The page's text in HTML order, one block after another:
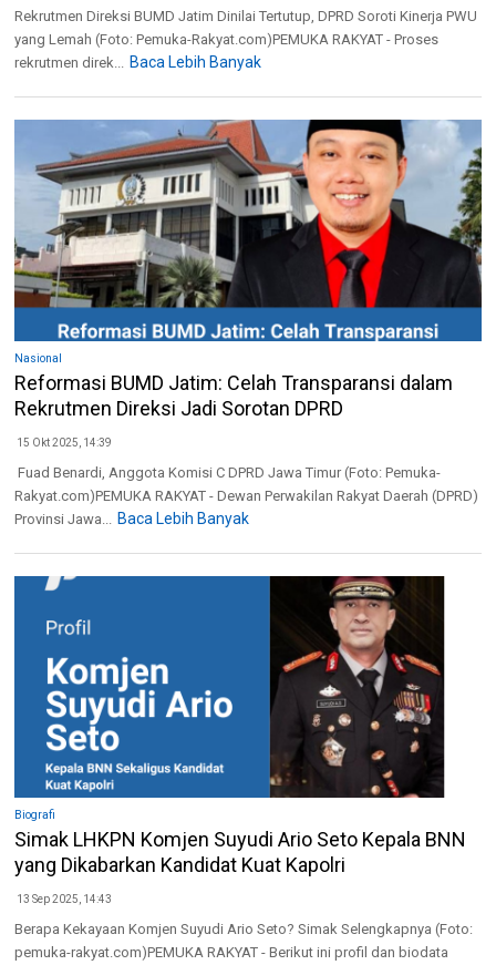
Rekrutmen Direksi BUMD Jatim Dinilai Tertutup, DPRD Soroti Kinerja PWU
yang Lemah (Foto: Pemuka-Rakyat.com)PEMUKA RAKYAT - Proses
rekrutmen direk... Baca Lebih Banyak
Nasional
Reformasi BUMD Jatim: Celah Transparansi dalam
Rekrutmen Direksi Jadi Sorotan DPRD
15 Okt 2025, 14:39
Fuad Benardi, Anggota Komisi C DPRD Jawa Timur (Foto: Pemuka-
Rakyat.com)PEMUKA RAKYAT - Dewan Perwakilan Rakyat Daerah (DPRD)
Provinsi Jawa... Baca Lebih Banyak
Biografi
Simak LHKPN Komjen Suyudi Ario Seto Kepala BNN
yang Dikabarkan Kandidat Kuat Kapolri
13 Sep 2025, 14:43
Berapa Kekayaan Komjen Suyudi Ario Seto? Simak Selengkapnya (Foto:
pemuka-rakyat.com)PEMUKA RAKYAT - Berikut ini profil dan biodata